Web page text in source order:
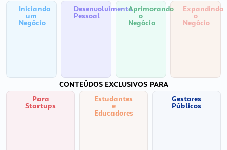
Iniciando
um
Negócio
Desenvolvimento
Pessoal
Aprimorando
o
Negócio
Expandindo
o
Negócio
CONTEÚDOS EXCLUSIVOS PARA
Para
Startups
Estudantes
e
Educadores
Gestores
Públicos